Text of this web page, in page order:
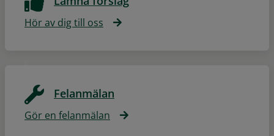
Hör av dig till oss
Felanmälan
Gör en felanmälan